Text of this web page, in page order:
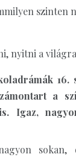
szinten
16.
a
Igaz,
sokan,